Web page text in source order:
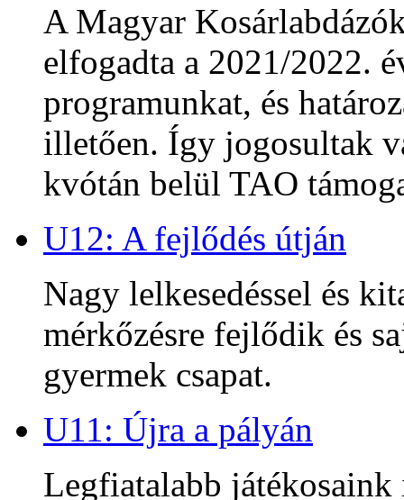
A Magyar
elfogadta a 2021/2022.
programunkat, és
illetően. Így jogosultak
kvótán belül TAO
U12: A fejlődés útján
Nagy lelkesedéssel és
mérkőzésre fejlődik és
gyermek csapat.
U11: Újra a pályán
Legfiatalabb